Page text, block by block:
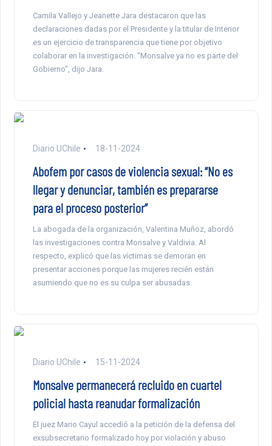
Camila Vallejo y Jeanette Jara destacaron que las
declaraciones dadas por el Presidente y la titular de Interior
es un ejercicio de transparencia que tiene por objetivo
colaborar en la investigación. “Monsalve ya no es parte del
Gobierno”, dijo Jara.
Diario UChile 18-11-2024
Abofem por casos de violencia sexual: “No es
llegar y denunciar, también es prepararse
para el proceso posterior”
La abogada de la organización, Valentina Muñoz, abordó
las investigaciones contra Monsalve y Valdivia. Al
respecto, explicó que las víctimas se demoran en
presentar acciones porque las mujeres recién están
asumiendo que no es su culpa ser abusadas.
Diario UChile 15-11-2024
Monsalve permanecerá recluido en cuartel
policial hasta reanudar formalización
El juez Mario Cayul accedió a la petición de la defensa del
exsubsecretario formalizado hoy por violación y abuso